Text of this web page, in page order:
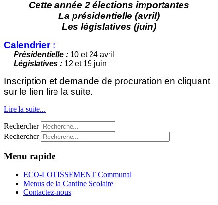
Cette année 2 élections importantes
La présidentielle (avril)
Les législatives (juin)
Calendrier :
Présidentielle : 10 et 24 avril
Législatives : 12 et 19 juin
Inscription et demande de procuration en cliquant
sur le lien lire la suite.
Lire la suite...
Rechercher
Rechercher
Menu rapide
ECO-LOTISSEMENT Communal
Menus de la Cantine Scolaire
Contactez-nous